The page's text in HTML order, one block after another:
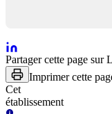
Partager cette page sur
Imprimer cette
Cet
établissement